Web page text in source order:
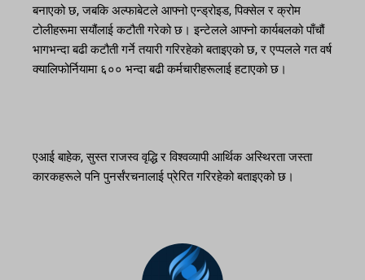
बनाएको छ, जबकि अल्फाबेटले आफ्नो एन्ड्रोइड, पिक्सेल र क्रोम
टोलीहरूमा सयौंलाई कटौती गरेको छ। इन्टेलले आफ्नो कार्यबलको पाँचौं
भागभन्दा बढी कटौती गर्ने तयारी गरिरहेको बताइएको छ, र एप्पलले गत वर्ष
क्यालिफोर्नियामा ६०० भन्दा बढी कर्मचारीहरूलाई हटाएको छ।
एआई बाहेक, सुस्त राजस्व वृद्धि र विश्वव्यापी आर्थिक अस्थिरता जस्ता
कारकहरूले पनि पुनर्संरचनालाई प्रेरित गरिरहेको बताइएको छ।